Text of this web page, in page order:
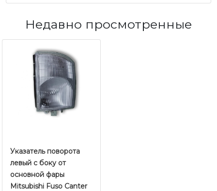
Недавно просмотренные
Указатель поворота
левый c боку от
основной фары
Mitsubishi Fuso Canter